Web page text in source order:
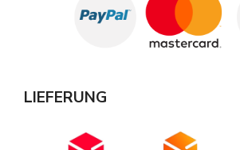
LIEFERUNG